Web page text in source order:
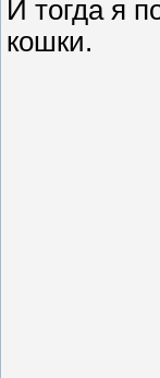
И тогда я
кошки.